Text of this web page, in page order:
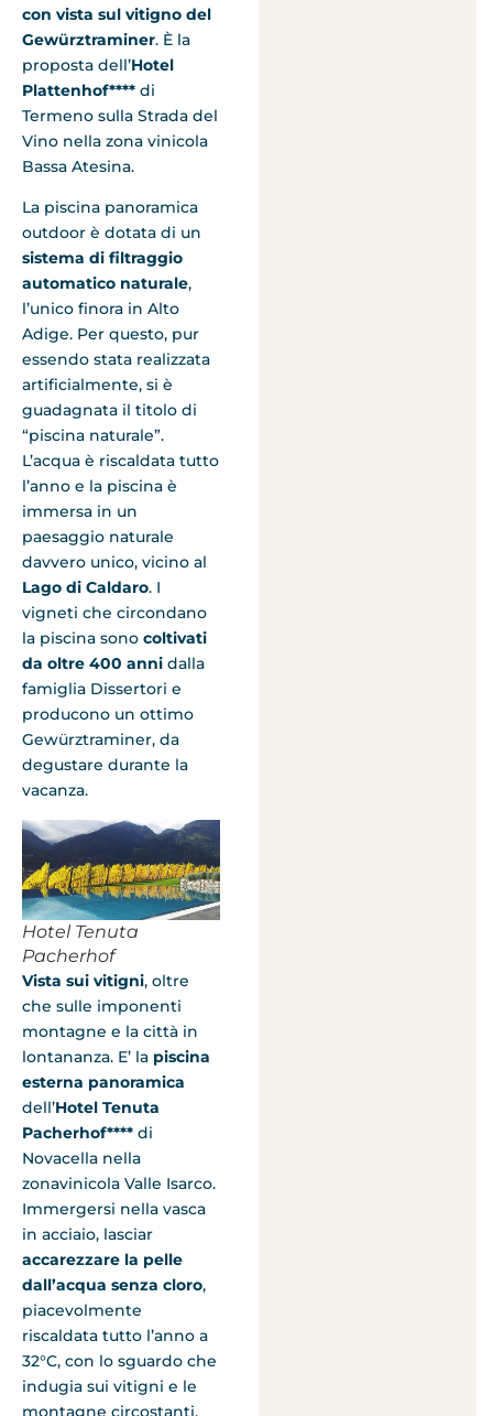
con vista sul vitigno del
Gewürztraminer. È la
proposta dell’Hotel
Plattenhof**** di
Termeno sulla Strada del
Vino nella zona vinicola
Bassa Atesina.
La piscina panoramica
outdoor è dotata di un
sistema di filtraggio
automatico naturale,
l’unico finora in Alto
Adige. Per questo, pur
essendo stata realizzata
artificialmente, si è
guadagnata il titolo di
“piscina naturale”.
L’acqua è riscaldata tutto
l’anno e la piscina è
immersa in un
paesaggio naturale
davvero unico, vicino al
Lago di Caldaro. I
vigneti che circondano
la piscina sono coltivati
da oltre 400 anni dalla
famiglia Dissertori e
producono un ottimo
Gewürztraminer, da
degustare durante la
vacanza.
Hotel Tenuta
Pacherhof
Vista sui vitigni, oltre
che sulle imponenti
montagne e la città in
lontananza. E’ la piscina
esterna panoramica
dell’Hotel Tenuta
Pacherhof**** di
Novacella nella
zonavinicola Valle Isarco.
Immergersi nella vasca
in acciaio, lasciar
accarezzare la pelle
dall’acqua senza cloro,
piacevolmente
riscaldata tutto l’anno a
32°C, con lo sguardo che
indugia sui vitigni e le
montagne circostanti.